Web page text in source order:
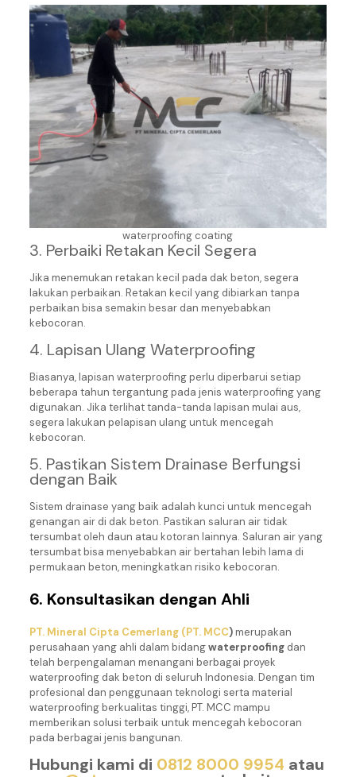
waterproofing coating
3. Perbaiki Retakan Kecil Segera
Jika menemukan retakan kecil pada dak beton, segera
lakukan perbaikan. Retakan kecil yang dibiarkan tanpa
perbaikan bisa semakin besar dan menyebabkan
kebocoran.
4. Lapisan Ulang Waterproofing
Biasanya, lapisan waterproofing perlu diperbarui setiap
beberapa tahun tergantung pada jenis waterproofing yang
digunakan. Jika terlihat tanda-tanda lapisan mulai aus,
segera lakukan pelapisan ulang untuk mencegah
kebocoran.
5. Pastikan Sistem Drainase Berfungsi
dengan Baik
Sistem drainase yang baik adalah kunci untuk mencegah
genangan air di dak beton. Pastikan saluran air tidak
tersumbat oleh daun atau kotoran lainnya. Saluran air yang
tersumbat bisa menyebabkan air bertahan lebih lama di
permukaan beton, meningkatkan risiko kebocoran.
6. Konsultasikan dengan Ahli
PT. Mineral Cipta Cemerlang (PT. MCC)merupakan
perusahaan yang ahli dalam bidangwaterproofingdan
telah berpengalaman menangani berbagai proyek
waterproofing dak beton di seluruh Indonesia. Dengan tim
profesional dan penggunaan teknologi serta material
waterproofing berkualitas tinggi, PT. MCC mampu
memberikan solusi terbaik untuk mencegah kebocoran
pada berbagai jenis bangunan.
Hubungi kami di 0812 8000 9954 atau